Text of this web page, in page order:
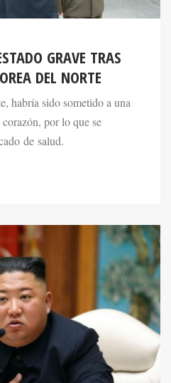
GRAVE TRAS
DEL NORTE
habría sido sometido a una
por lo que se
de salud.